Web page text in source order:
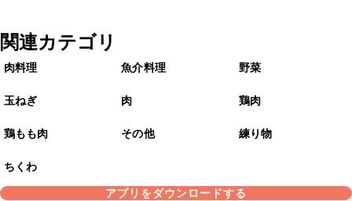
関連カテゴリ
肉料理 魚介料理 野菜
玉ねぎ 肉 鶏肉
鶏もも肉 その他 練り物
ちくわ
アプリをダウンロードする